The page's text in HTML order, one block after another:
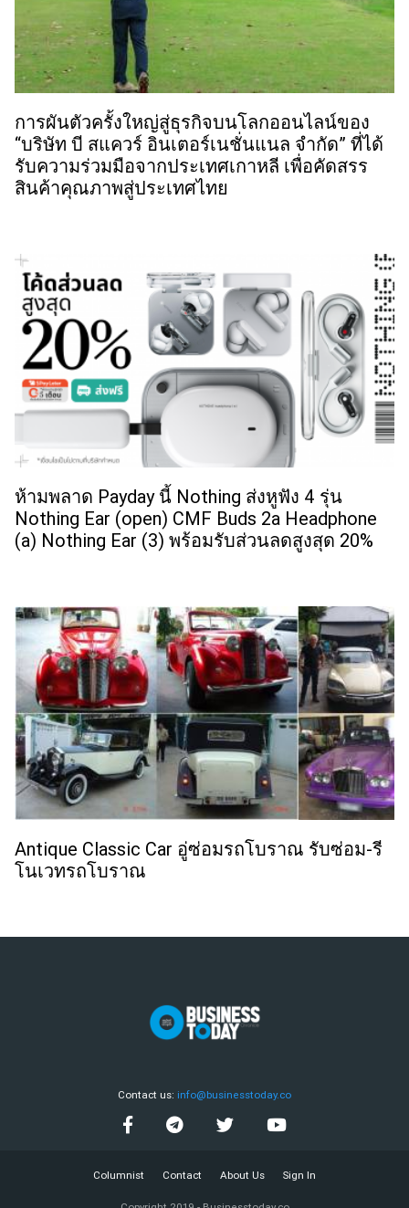
การผันตัวครั้งใหญ่สู่ธุรกิจบนโลกออนไลน์ของ
“บริษัท บี สแควร์ อินเตอร์เนชั่นแนล จำกัด” ที่ได้
รับความร่วมมือจากประเทศเกาหลี เพื่อคัดสรร
สินค้าคุณภาพสู่ประเทศไทย
ห้ามพลาด Payday นี้ Nothing ส่งหูฟัง 4 รุ่น
Nothing Ear (open) CMF Buds 2a Headphone
(a) Nothing Ear (3) พร้อมรับส่วนลดสูงสุด 20%
Antique Classic Car อู่ซ่อมรถโบราณ รับซ่อม-รี
โนเวทรถโบราณ
Contact us: info@businesstoday.co
Columnist Contact About Us Sign In